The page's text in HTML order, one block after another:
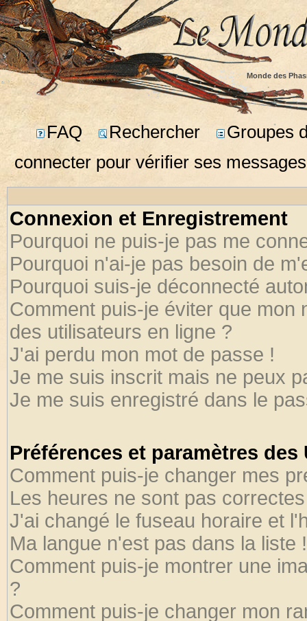
Monde des
FAQ Rechercher
Groupes
connecter pour vérifier ses
Connexion et Enregistrement
Pourquoi ne puis-je pas me
Pourquoi n'ai-je pas besoin de
Pourquoi suis-je déconnecté
Comment puis-je éviter que mon
des utilisateurs en ligne ?
J'ai perdu mon mot de passe !
Je me suis inscrit mais ne peux
Je me suis enregistré dans le
Préférences et paramètres
Comment puis-je changer mes
Les heures ne sont pas
J'ai changé le fuseau horaire et
Ma langue n'est pas dans la liste !
Comment puis-je montrer une
?
Comment puis-je changer mon